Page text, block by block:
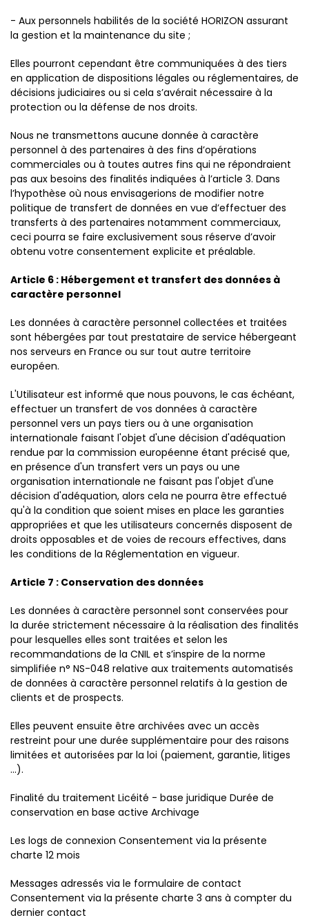
- Aux personnels habilités de la société HORIZON assurant
la gestion et la maintenance du site ;
Elles pourront cependant être communiquées à des tiers
en application de dispositions légales ou réglementaires, de
décisions judiciaires ou si cela s’avérait nécessaire à la
protection ou la défense de nos droits.
Nous ne transmettons aucune donnée à caractère
personnel à des partenaires à des fins d’opérations
commerciales ou à toutes autres fins qui ne répondraient
pas aux besoins des finalités indiquées à l’article 3. Dans
l’hypothèse où nous envisagerions de modifier notre
politique de transfert de données en vue d’effectuer des
transferts à des partenaires notamment commerciaux,
ceci pourra se faire exclusivement sous réserve d’avoir
obtenu votre consentement explicite et préalable.
Article 6 : Hébergement et transfert des données à
caractère personnel
Les données à caractère personnel collectées et traitées
sont hébergées par tout prestataire de service hébergeant
nos serveurs en France ou sur tout autre territoire
européen.
L'Utilisateur est informé que nous pouvons, le cas échéant,
effectuer un transfert de vos données à caractère
personnel vers un pays tiers ou à une organisation
internationale faisant l'objet d'une décision d'adéquation
rendue par la commission européenne étant précisé que,
en présence d'un transfert vers un pays ou une
organisation internationale ne faisant pas l'objet d'une
décision d'adéquation, alors cela ne pourra être effectué
qu'à la condition que soient mises en place les garanties
appropriées et que les utilisateurs concernés disposent de
droits opposables et de voies de recours effectives, dans
les conditions de la Réglementation en vigueur.
Article 7 : Conservation des données
Les données à caractère personnel sont conservées pour
la durée strictement nécessaire à la réalisation des finalités
pour lesquelles elles sont traitées et selon les
recommandations de la CNIL et s’inspire de la norme
simplifiée n° NS-048 relative aux traitements automatisés
de données à caractère personnel relatifs à la gestion de
clients et de prospects.
Elles peuvent ensuite être archivées avec un accès
restreint pour une durée supplémentaire pour des raisons
limitées et autorisées par la loi (paiement, garantie, litiges
...).
Finalité du traitement Licéité - base juridique Durée de
conservation en base active Archivage
Les logs de connexion Consentement via la présente
charte 12 mois
Messages adressés via le formulaire de contact
Consentement via la présente charte 3 ans à compter du
dernier contact